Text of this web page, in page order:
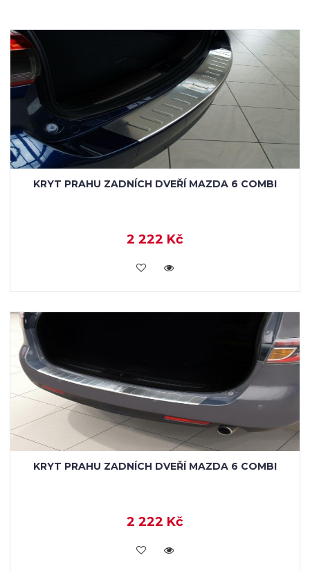
KRYT PRAHU ZADNÍCH DVEŘÍ MAZDA 6 COMBI
2 222 Kč
KOUPIT
KRYT PRAHU ZADNÍCH DVEŘÍ MAZDA 6 COMBI
2 222 Kč
KOUPIT